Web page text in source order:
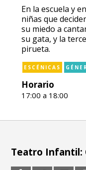
En la escuela y
niñas que
su miedo a
su gata, y la
pirueta.
ESCÉNICAS
Horario
17:00 a 18:00
Teatro Infantil: